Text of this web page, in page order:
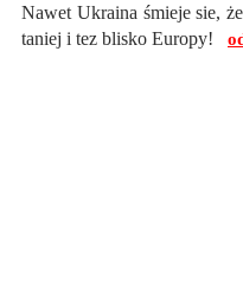
Nawet Ukraina śmieje sie,
taniej i tez blisko Europy!